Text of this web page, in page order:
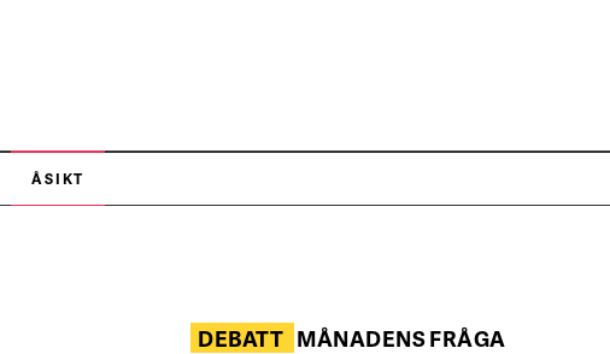
ÅSIKT
DEBATT MÅNADENS FRÅGA